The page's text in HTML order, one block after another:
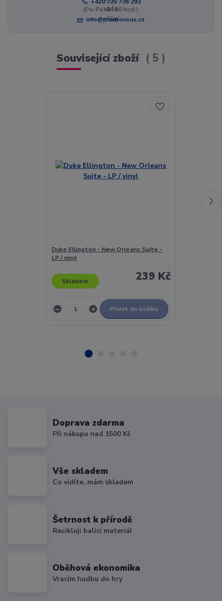
(Po-Pá, 8 - 16 hod.)
info@modrovous.cz
Související zboží 5
Duke Ellington - New Orleans Suite -
LP / vinyl
239 Kč
Skladem
Přidat do košíku
Doprava zdarma
Při nákupu nad 1500 Kč
Vše skladem
Co vidíte, mám skladem
Šetrnost k přírodě
Recikluji balící materiál
Oběhová ekonomika
Vracím hudbu do hry